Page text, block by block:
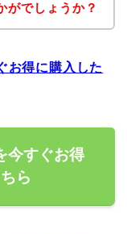
がでしょうか？
お得に購入した
今すぐお得
ら